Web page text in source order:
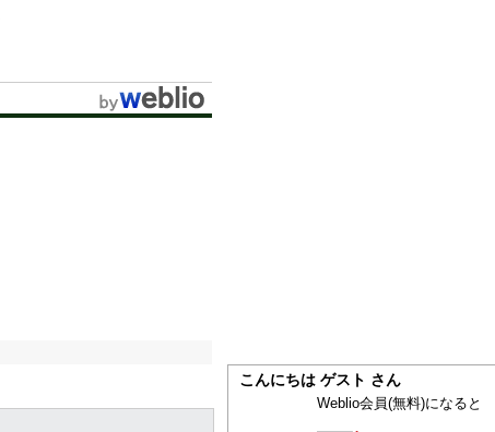
こんにちは ゲスト さん
Weblio会員(無料)になると